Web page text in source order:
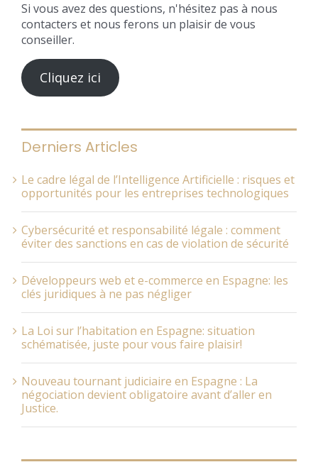
Si vous avez des questions, n'hésitez pas à nous
contacters et nous ferons un plaisir de vous
conseiller.
Cliquez ici
Derniers Articles
Le cadre légal de l’Intelligence Artificielle : risques et
opportunités pour les entreprises technologiques
Cybersécurité et responsabilité légale : comment
éviter des sanctions en cas de violation de sécurité
Développeurs web et e-commerce en Espagne: les
clés juridiques à ne pas négliger
La Loi sur l’habitation en Espagne: situation
schématisée, juste pour vous faire plaisir!
Nouveau tournant judiciaire en Espagne : La
négociation devient obligatoire avant d’aller en
Justice.